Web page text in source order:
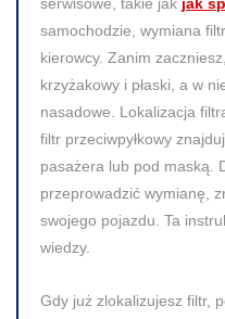
samochodzie, wymiana
kierowcy. Zanim
krzyżakowy i płaski, a w
nasadowe. Lokalizacja
filtr przeciwpyłkowy
pasażera lub pod maską.
przeprowadzić wymianę,
swojego pojazdu. Ta
wiedzy.
Gdy już zlokalizujesz filtr,